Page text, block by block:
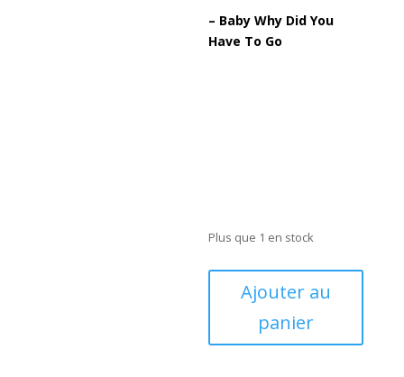
– Baby Why Did You
Have To Go
Plus que 1 en stock
And
Ajouter au
panier